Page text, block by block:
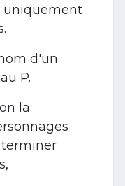
uniquement
d'un
P.
la